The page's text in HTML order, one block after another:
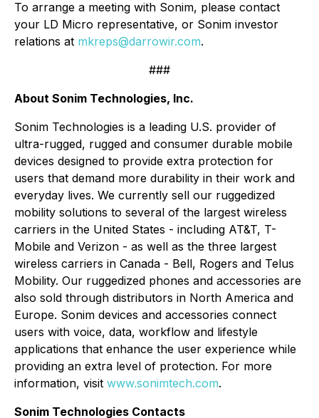
To arrange a meeting with Sonim, please contact
your LD Micro representative, or Sonim investor
relations at mkreps@darrowir.com.
###
About Sonim Technologies, Inc.
Sonim Technologies is a leading U.S. provider of
ultra-rugged, rugged and consumer durable mobile
devices designed to provide extra protection for
users that demand more durability in their work and
everyday lives. We currently sell our ruggedized
mobility solutions to several of the largest wireless
carriers in the United States - including AT&T, T-
Mobile and Verizon - as well as the three largest
wireless carriers in Canada - Bell, Rogers and Telus
Mobility. Our ruggedized phones and accessories are
also sold through distributors in North America and
Europe. Sonim devices and accessories connect
users with voice, data, workflow and lifestyle
applications that enhance the user experience while
providing an extra level of protection. For more
information, visit www.sonimtech.com.
Sonim Technologies Contacts